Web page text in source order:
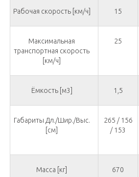
Рабочая скорость [км/ч] 15
Максимальная
транспортная скорость
[км/ч]
25
Ёмкость [м3] 1,5
Габариты Дл./Шир./Выс.
[см]
265 / 156
/ 153
Масса [кг] 670